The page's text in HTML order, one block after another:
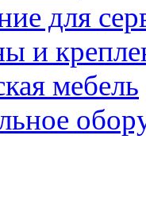
для
и
мебель